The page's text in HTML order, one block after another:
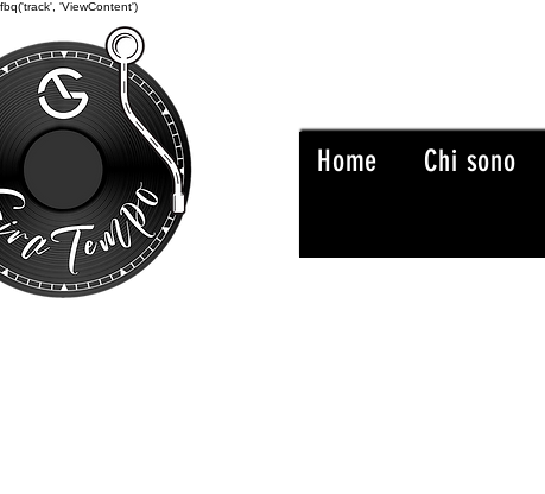
fbq('track', 'ViewContent')
Home Chi sono